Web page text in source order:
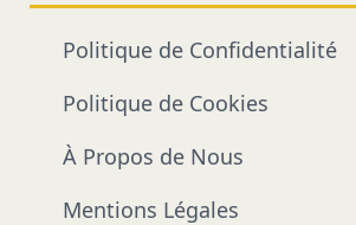
Politique de Confidentialité
Politique de Cookies
À Propos de Nous
Mentions Légales